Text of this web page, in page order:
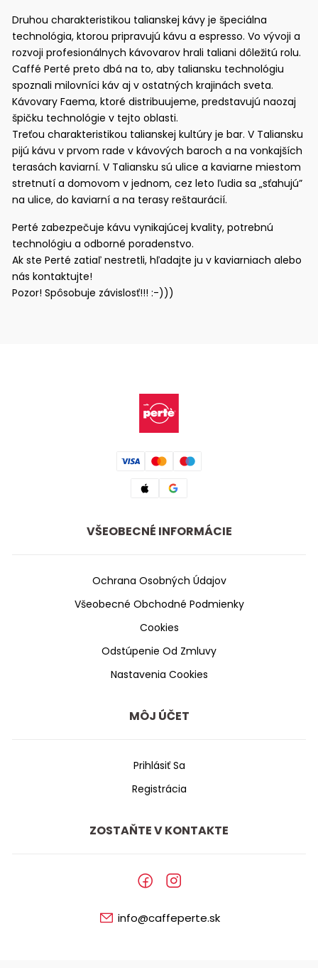
Druhou charakteristikou talianskej kávy je špeciálna
technológia, ktorou pripravujú kávu a espresso. Vo vývoji a
rozvoji profesionálnych kávovarov hrali taliani dôležitú rolu.
Caffé Perté preto dbá na to, aby taliansku technológiu
spoznali milovníci káv aj v ostatných krajinách sveta.
Kávovary Faema, ktoré distribuujeme, predstavujú naozaj
špičku technológie v tejto oblasti.
Treťou charakteristikou talianskej kultúry je bar. V Taliansku
pijú kávu v prvom rade v kávových baroch a na vonkajších
terasách kaviarní. V Taliansku sú ulice a kaviarne miestom
stretnutí a domovom v jednom, cez leto ľudia sa „sťahujú”
na ulice, do kaviarní a na terasy reštaurácií.
Perté zabezpečuje kávu vynikajúcej kvality, potrebnú
technológiu a odborné poradenstvo.
Ak ste Perté zatiaľ nestretli, hľadajte ju v kaviarniach alebo
nás kontaktujte!
Pozor! Spôsobuje závislosť!!! :-)))
VŠEOBECNÉ INFORMÁCIE
Ochrana Osobných Údajov
Všeobecné Obchodné Podmienky
Cookies
Odstúpenie Od Zmluvy
Nastavenia Cookies
MÔJ ÚČET
Prihlásiť Sa
Registrácia
ZOSTAŇTE V KONTAKTE
info@caffeperte.sk